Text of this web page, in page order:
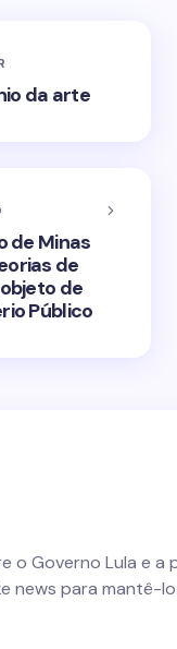
da arte
de Minas
de
de
Público
o Governo Lula e
news para mantê-